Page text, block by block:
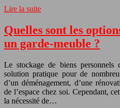
Lire la suite
Quelles sont les
un garde-meuble ?
Le stockage de biens personnels
solution pratique pour de
d’un déménagement, d’une
de l’espace chez soi. Cependant,
la nécessité de…